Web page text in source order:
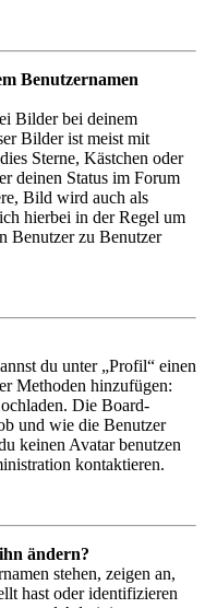
Benutzernamen
Bilder bei deinem
Bilder ist meist mit
Sterne, Kästchen oder
deinen Status im Forum
Bild wird auch als
hierbei in der Regel um
Benutzer zu Benutzer
du unter „Profil“ einen
Methoden hinzufügen:
Die Board-
und wie die Benutzer
keinen Avatar benutzen
kontaktieren.
ändern?
stehen, zeigen an,
hast oder identifizieren